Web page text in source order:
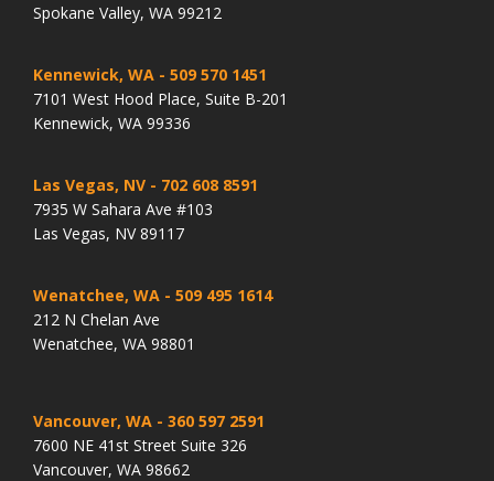
Spokane Valley, WA 99212
Kennewick, WA - 509 570 1451
7101 West Hood Place, Suite B-201
Kennewick, WA 99336
Las Vegas, NV - 702 608 8591
7935 W Sahara Ave #103
Las Vegas, NV 89117
Wenatchee, WA - 509 495 1614
212 N Chelan Ave
Wenatchee, WA 98801
Vancouver, WA - 360 597 2591
7600 NE 41st Street Suite 326
Vancouver, WA 98662